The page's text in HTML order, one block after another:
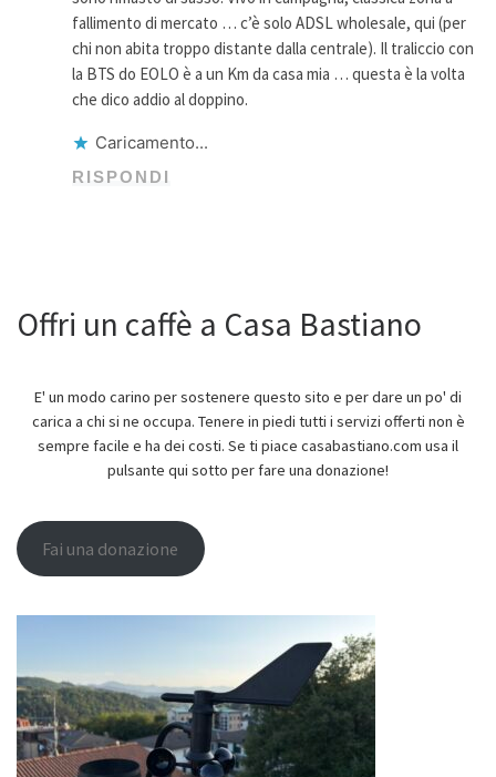
fallimento di mercato … c’è solo ADSL wholesale, qui (per
chi non abita troppo distante dalla centrale). Il traliccio con
la BTS do EOLO è a un Km da casa mia … questa è la volta
che dico addio al doppino.
Caricamento...
RISPONDI
Offri un caffè a Casa Bastiano
E' un modo carino per sostenere questo sito e per dare un po' di
carica a chi si ne occupa. Tenere in piedi tutti i servizi offerti non è
sempre facile e ha dei costi. Se ti piace casabastiano.com usa il
pulsante qui sotto per fare una donazione!
Fai una donazione